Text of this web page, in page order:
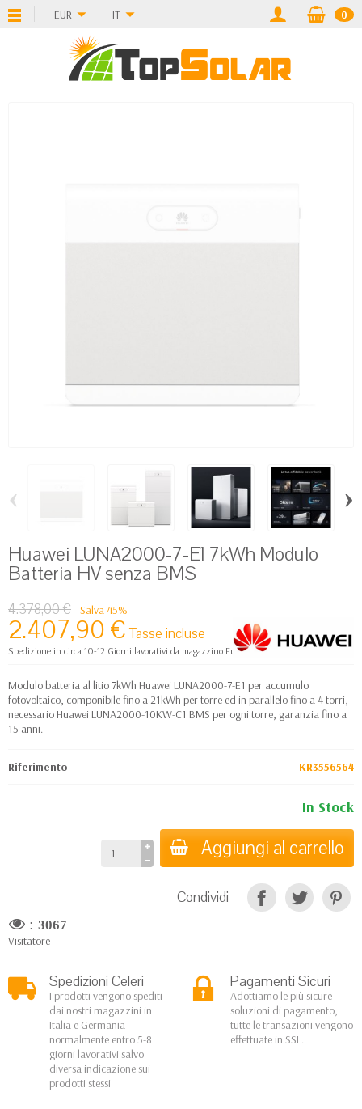
EUR IT 0
‹ ›
Huawei LUNA2000-7-E1 7kWh Modulo
Batteria HV senza BMS
4.378,00 € Salva 45%
2.407,90 € Tasse incluse
Spedizione in circa 10-12 Giorni lavorativi da magazzino Europa
Modulo batteria al litio 7kWh Huawei LUNA2000-7-E1 per accumulo
fotovoltaico, componibile fino a 21kWh per torre ed in parallelo fino a 4 torri,
necessario Huawei LUNA2000-10KW-C1 BMS per ogni torre, garanzia fino a
15 anni.
Riferimento KR3556564
In Stock
Aggiungi al carrello
Condividi
: 3067
Visitatore
Spedizioni Celeri
I prodotti vengono spediti
dai nostri magazzini in
Italia e Germania
normalmente entro 5-8
giorni lavorativi salvo
diversa indicazione sui
prodotti stessi
Pagamenti Sicuri
Adottiamo le più sicure
soluzioni di pagamento,
tutte le transazioni vengono
effettuate in SSL.